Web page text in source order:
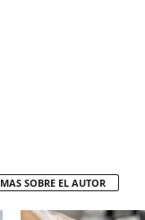
MAS SOBRE EL AUTOR